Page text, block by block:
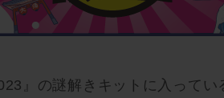
』の謎解きキットに入って